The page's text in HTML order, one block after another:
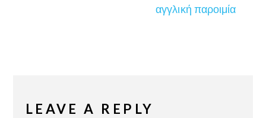
αγγλική παροιμία
LEAVE A REPLY